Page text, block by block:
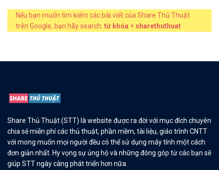
Nếu bạn muốn tìm kiếm các bài viết của Share Thủ Thuật
trên Google, bạn hãy search: từ khóa + sharethuthuat
Share Thủ Thuật (STT) là website được ra đời với mục đích chuyên
chia sẻ miễn phí các thủ thuật, phần mềm, tài liệu, giáo trình CNTT
với mong muốn mọi người đều có thể sử dụng máy tính một cách
đơn giản nhất. Hy vọng sự ủng hộ và những đóng góp từ các bạn sẽ
giúp STT ngày càng phát triển hơn nữa.